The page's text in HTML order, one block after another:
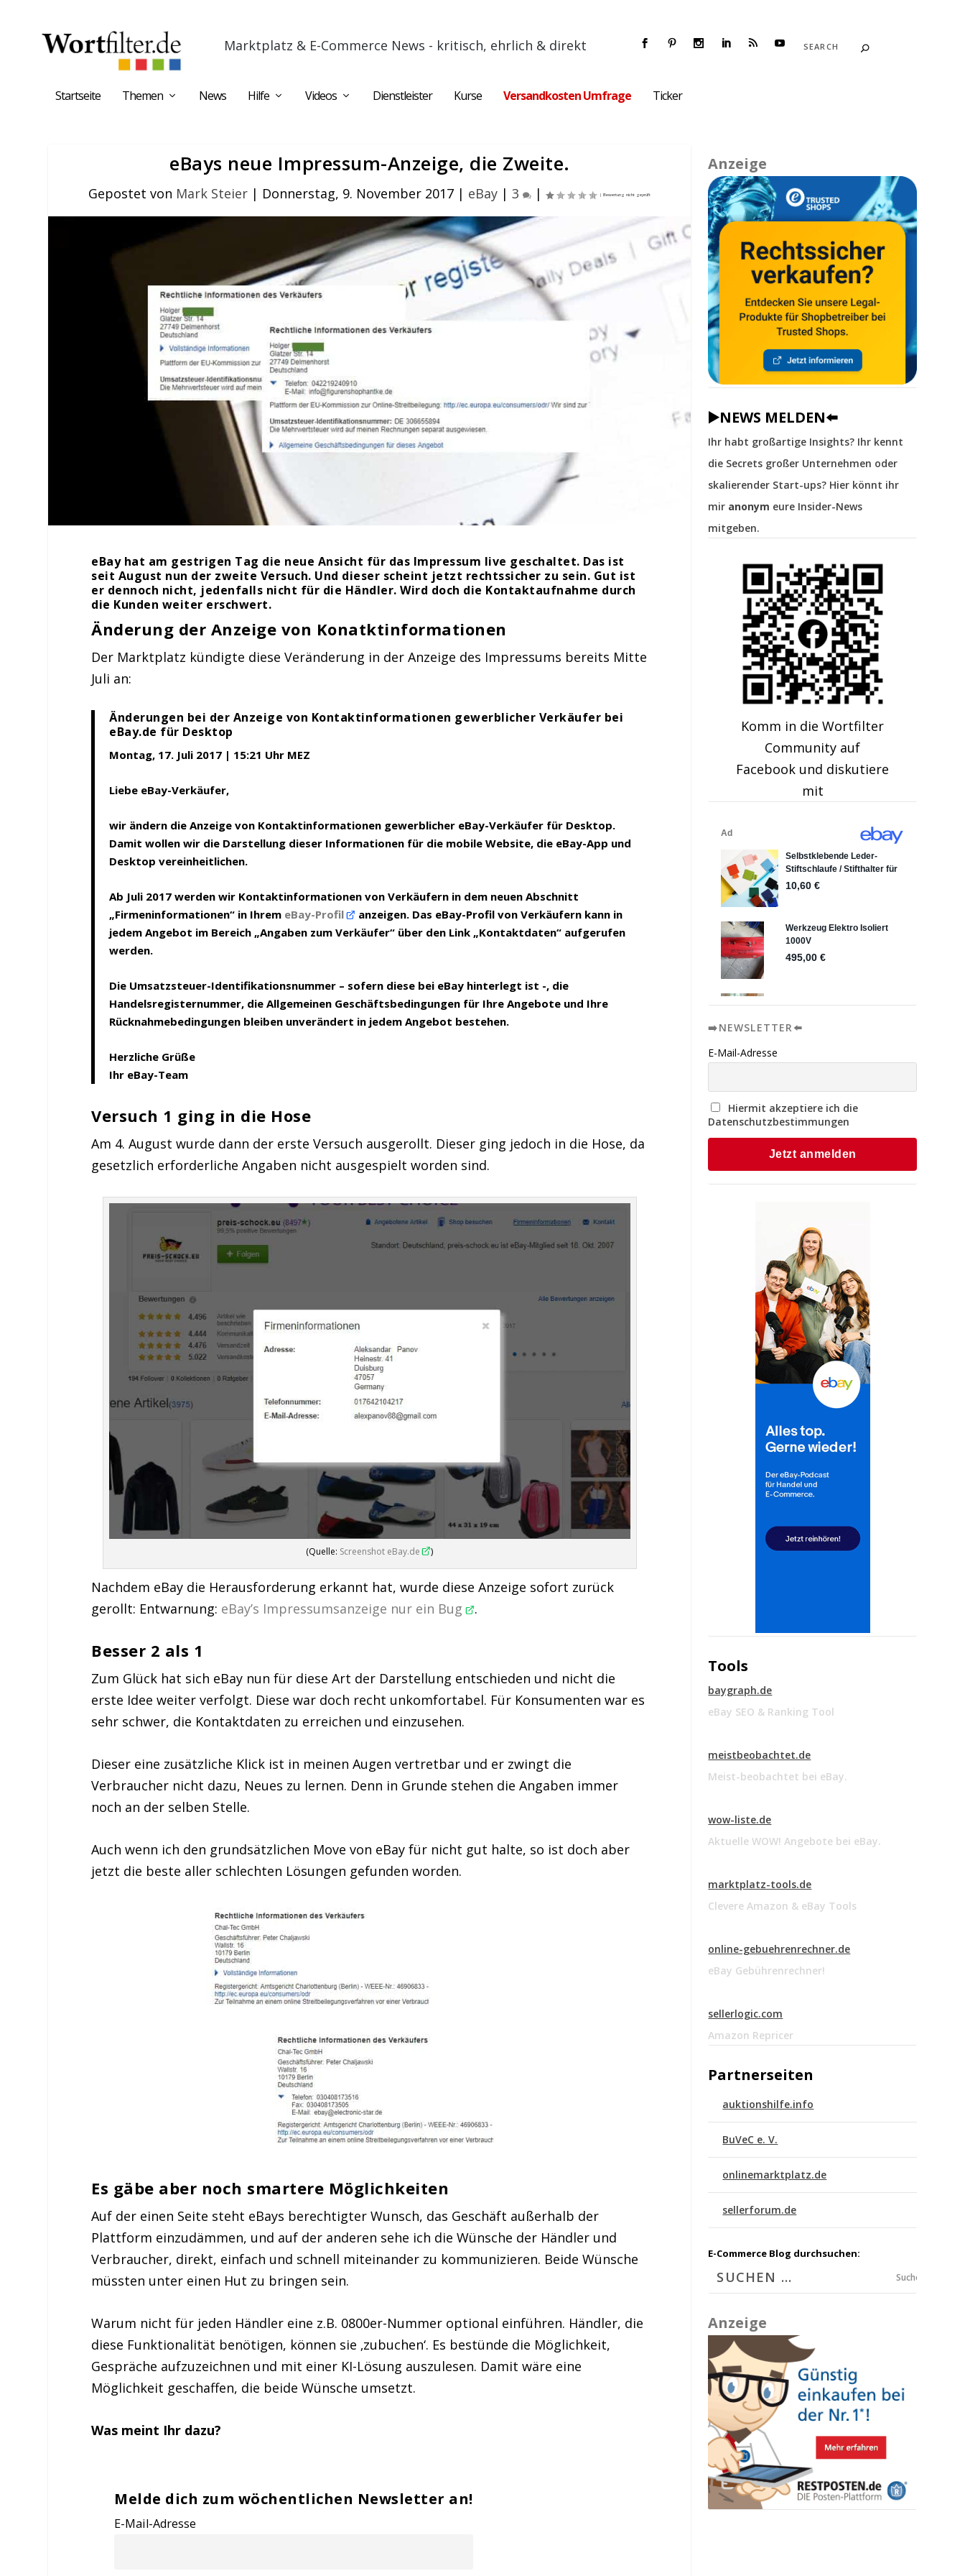
Marktplatz & E-Commerce News - kritisch, ehrlich & direkt
Startseite Themen News Hilfe Videos Dienstleister Kurse Versandkosten Umfrage Ticker
eBays neue Impressum-Anzeige, die Zweite.
Gepostet von Mark Steier | Donnerstag, 9. November 2017 | eBay |3 |
eBay hat am gestrigen Tag die neue Ansicht für das Impressum live geschaltet. Das ist
seit August nun der zweite Versuch. Und dieser scheint jetzt rechtssicher zu sein. Gut ist
er dennoch nicht, jedenfalls nicht für die Händler. Wird doch die Kontaktaufnahme durch
die Kunden weiter erschwert.
Änderung der Anzeige von Konatktinformationen
Der Marktplatz kündigte diese Veränderung in der Anzeige des Impressums bereits Mitte
Juli an:
Änderungen bei der Anzeige von Kontaktinformationen gewerblicher Verkäufer bei
eBay.de für Desktop
Montag, 17. Juli 2017 | 15:21 Uhr MEZ
Liebe eBay-Verkäufer,
wir ändern die Anzeige von Kontaktinformationen gewerblicher eBay-Verkäufer für Desktop.
Damit wollen wir die Darstellung dieser Informationen für die mobile Website, die eBay-App und
Desktop vereinheitlichen.
Ab Juli 2017 werden wir Kontaktinformationen von Verkäufern in dem neuen Abschnitt
„Firmeninformationen“ in Ihrem eBay-Profil
anzeigen. Das eBay-Profil von Verkäufern kann in
jedem Angebot im Bereich „Angaben zum Verkäufer“ über den Link „Kontaktdaten“ aufgerufen
werden.
Die Umsatzsteuer-Identifikationsnummer – sofern diese bei eBay hinterlegt ist -, die
Handelsregisternummer, die Allgemeinen Geschäftsbedingungen für Ihre Angebote und Ihre
Rücknahmebedingungen bleiben unverändert in jedem Angebot bestehen.
Herzliche Grüße
Ihr eBay-Team
Versuch 1 ging in die Hose
Am 4. August wurde dann der erste Versuch ausgerollt. Dieser ging jedoch in die Hose, da
gesetzlich erforderliche Angaben nicht ausgespielt worden sind.
(Quelle: Screenshot eBay.de )
Nachdem eBay die Herausforderung erkannt hat, wurde diese Anzeige sofort zurück
gerollt: Entwarnung: eBay’s Impressumsanzeige nur ein Bug .
Besser 2 als 1
Zum Glück hat sich eBay nun für diese Art der Darstellung entschieden und nicht die
erste Idee weiter verfolgt. Diese war doch recht unkomfortabel. Für Konsumenten war es
sehr schwer, die Kontaktdaten zu erreichen und einzusehen.
Dieser eine zusätzliche Klick ist in meinen Augen vertretbar und er zwingt die
Verbraucher nicht dazu, Neues zu lernen. Denn in Grunde stehen die Angaben immer
noch an der selben Stelle.
Auch wenn ich den grundsätzlichen Move von eBay für nicht gut halte, so ist doch aber
jetzt die beste aller schlechten Lösungen gefunden worden.
Es gäbe aber noch smartere Möglichkeiten
Auf der einen Seite steht eBays berechtigter Wunsch, das Geschäft außerhalb der
Plattform einzudämmen, und auf der anderen sehe ich die Wünsche der Händler und
Verbraucher, direkt, einfach und schnell miteinander zu kommunizieren. Beide Wünsche
müssten unter einen Hut zu bringen sein.
Warum nicht für jeden Händler eine z.B. 0800er-Nummer optional einführen. Händler, die
diese Funktionalität benötigen, können sie ‚zubuchen‘. Es bestünde die Möglichkeit,
Gespräche aufzuzeichnen und mit einer KI-Lösung auszulesen. Damit wäre eine
Möglichkeit geschaffen, die beide Wünsche umsetzt.
Was meint Ihr dazu?
Melde dich zum wöchentlichen Newsletter an!
E-Mail-Adresse
Anzeige
▶️NEWS MELDEN⬅️
Ihr habt großartige Insights? Ihr kennt
die Secrets großer Unternehmen oder
skalierender Start-ups? Hier könnt ihr
mir anonym eure Insider-News
mitgeben.
Komm in die Wortfilter
Community auf
Facebook und diskutiere
mit
➡️NEWSLETTER⬅️
E-Mail-Adresse
Hiermit akzeptiere ich die
Datenschutzbestimmungen
Tools
baygraph.de
eBay SEO & Ranking Tool
meistbeobachtet.de
Meist-beobachtet bei eBay.
wow-liste.de
Aktuelle WOW! Angebote bei eBay.
marktplatz-tools.de
Clevere Amazon & eBay Tools
online-gebuehrenrechner.de
eBay Gebührenrechner!
sellerlogic.com
Amazon Repricer
Partnerseiten
auktionshilfe.info
BuVeC e. V.
onlinemarktplatz.de
sellerforum.de
E-Commerce Blog durchsuchen:
Suchen
Anzeige